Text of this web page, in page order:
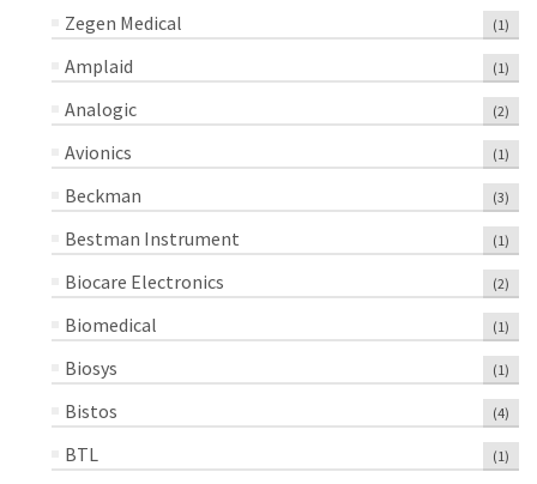
Zegen Medical (1)
Amplaid (1)
Analogic (2)
Avionics (1)
Beckman (3)
Bestman Instrument (1)
Biocare Electronics (2)
Biomedical (1)
Biosys (1)
Bistos (4)
BTL (1)